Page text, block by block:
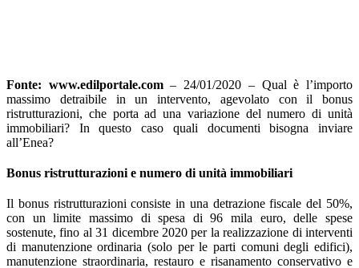
Fonte: www.edilportale.com– 24/01/2020 – Qual è l’importo
massimo detraibile in un intervento, agevolato con il bonus
ristrutturazioni, che porta ad una variazione del numero di unità
immobiliari? In questo caso quali documenti bisogna inviare
all’Enea?
Bonus ristrutturazioni e numero di unità immobiliari
Il bonus ristrutturazioni consiste in una detrazione fiscale del 50%,
con un limite massimo di spesa di 96 mila euro, delle spese
sostenute, fino al 31 dicembre 2020 per la realizzazione di interventi
di manutenzione ordinaria (solo per le parti comuni degli edifici),
manutenzione straordinaria, restauro e risanamento conservativo e